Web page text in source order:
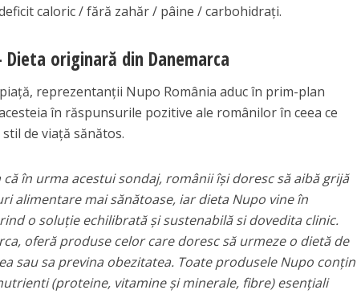
caloric / fără zahăr / pâine / carbohidrați.
originară din Danemarca
reprezentanții Nupo România aduc în prim-plan
în răspunsurile pozitive ale românilor în ceea ce
de viață sănătos.
în urma acestui sondaj, românii își doresc să aibă grijă
alimentare mai sănătoase, iar dieta Nupo vine în
o soluție echilibrată și sustenabilă si dovedita clinic.
oferă produse celor care doresc să urmeze o dietă de
sau sa previna obezitatea. Toate produsele Nupo conțin
(proteine, vitamine și minerale, fibre) esențiali